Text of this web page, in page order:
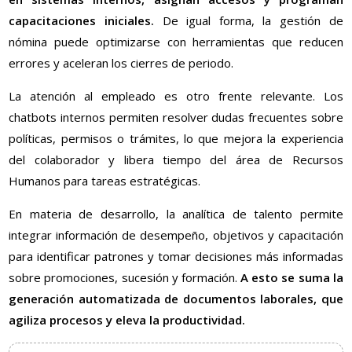
capacitaciones iniciales. De igual forma, la gestión de
nómina puede optimizarse con herramientas que reducen
errores y aceleran los cierres de periodo.
La atención al empleado es otro frente relevante. Los
chatbots internos permiten resolver dudas frecuentes sobre
políticas, permisos o trámites, lo que mejora la experiencia
del colaborador y libera tiempo del área de Recursos
Humanos para tareas estratégicas.
En materia de desarrollo, la analítica de talento permite
integrar información de desempeño, objetivos y capacitación
para identificar patrones y tomar decisiones más informadas
sobre promociones, sucesión y formación.A esto se suma la
generación automatizada de documentos laborales, que
agiliza procesos y eleva la productividad.